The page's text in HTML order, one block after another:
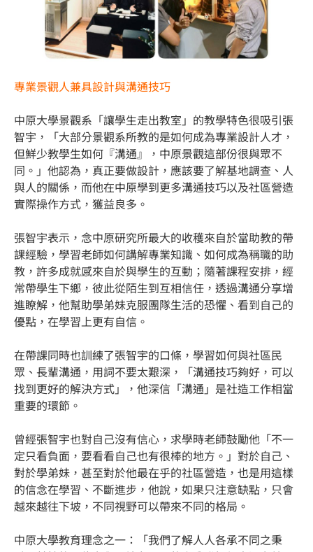
專業景觀人兼具設計與溝通技巧
中原大學景觀系「讓學生走出教室」的教學特色很吸引張
智宇，「大部分景觀系所教的是如何成為專業設計人才，
但鮮少教學生如何『溝通』，中原景觀這部份很與眾不
同。」他認為，真正要做設計，應該要了解基地調查、人
與人的關係，而他在中原學到更多溝通技巧以及社區營造
實際操作方式，獲益良多。
張智宇表示，念中原研究所最大的收穫來自於當助教的帶
課經驗，學習老師如何講解專業知識、如何成為稱職的助
教，許多成就感來自於與學生的互動；隨著課程安排，經
常帶學生下鄉，彼此從陌生到互相信任，透過溝通分享增
進瞭解，他幫助學弟妹克服團隊生活的恐懼、看到自己的
優點，在學習上更有自信。
在帶課同時也訓練了張智宇的口條，學習如何與社區民
眾、長輩溝通，用詞不要太艱深，「溝通技巧夠好，可以
找到更好的解決方式」，他深信「溝通」是社造工作相當
重要的環節。
曾經張智宇也對自己沒有信心，求學時老師鼓勵他「不一
定只看負面，要看看自己也有很棒的地方。」對於自己、
對於學弟妹，甚至對於他最在乎的社區營造，也是用這樣
的信念在學習、不斷進步，他說，如果只注意缺點，只會
越來越往下坡，不同視野可以帶來不同的格局。
中原大學教育理念之一：「我們了解人人各承不同之秉